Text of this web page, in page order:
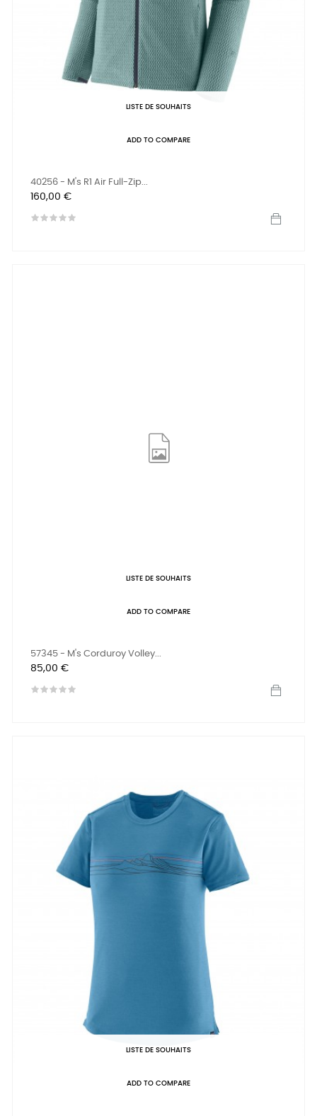
LISTE DE SOUHAITS
ADD TO COMPARE
40256 - M's R1 Air Full-Zip...
Prix
160,00 €
LISTE DE SOUHAITS
ADD TO COMPARE
57345 - M's Corduroy Volley...
Prix
85,00 €
LISTE DE SOUHAITS
ADD TO COMPARE